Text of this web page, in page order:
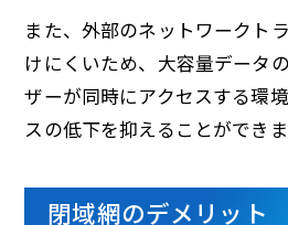
また、外部のネットワークト
けにくいため、大容量データ
ザーが同時にアクセスする環
スの低下を抑えることができま
閉域網のデメリット